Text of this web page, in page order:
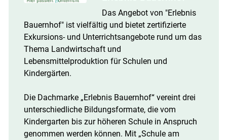
Das Angebot von "Erlebnis
Bauernhof" ist vielfältig und bietet zertifizierte
Exkursions- und Unterrichtsangebote rund um das
Thema Landwirtschaft und
Lebensmittelproduktion für Schulen und
Kindergärten.
Die Dachmarke „Erlebnis Bauernhof“ vereint drei
unterschiedliche Bildungsformate, die vom
Kindergarten bis zur höheren Schule in Anspruch
genommen werden können. Mit „Schule am